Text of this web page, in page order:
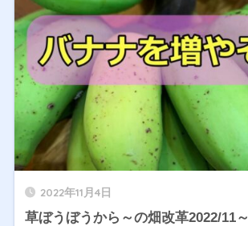
2022年11月4日
草ぼうぼうから～の畑改革2022/11～